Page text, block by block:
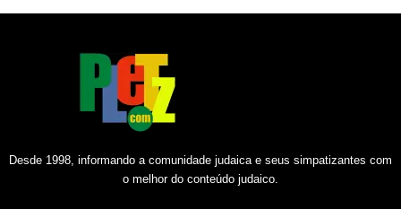
Desde 1998, informando a comunidade judaica e seus simpatizantes com
o melhor do conteúdo judaico.